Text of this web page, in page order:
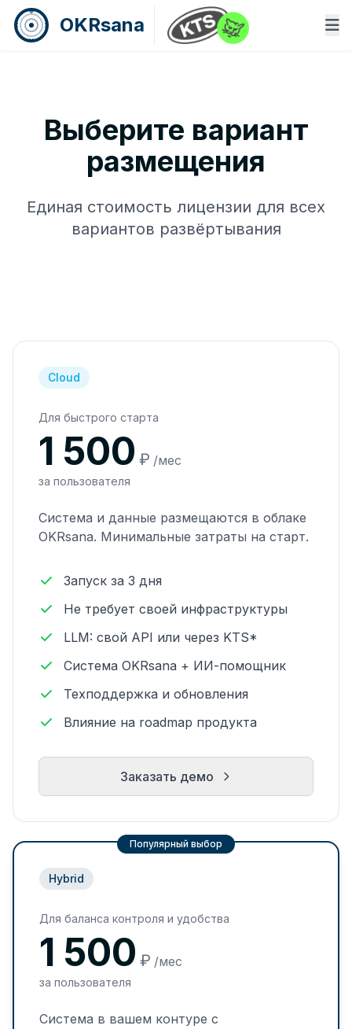
OKRsana
Выберите вариант
размещения
Единая стоимость лицензии для всех
вариантов развёртывания
Cloud
Для быстрого старта
1 500 ₽ /мес
за пользователя
Система и данные размещаются в облаке
OKRsana. Минимальные затраты на старт.
Запуск за 3 дня
Не требует своей инфраструктуры
LLM: свой API или через KTS*
Система OKRsana + ИИ-помощник
Техподдержка и обновления
Влияние на roadmap продукта
Заказать демо
Популярный выбор
Hybrid
Для баланса контроля и удобства
1 500 ₽ /мес
за пользователя
Система в вашем контуре с